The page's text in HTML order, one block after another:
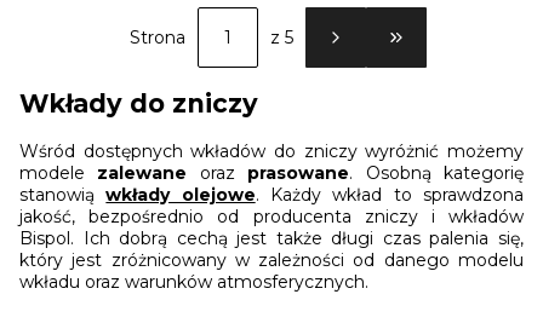
Strona z 5 PRZEJDŹ DO
Wkłady do zniczy
Wśród dostępnych wkładów do zniczy wyróżnić możemy
modele zalewane oraz prasowane. Osobną kategorię
stanowiąwkłady olejowe. Każdy wkład to sprawdzona
jakość, bezpośrednio od producenta zniczy i wkładów
Bispol. Ich dobrą cechą jest także długi czas palenia się,
który jest zróżnicowany w zależności od danego modelu
wkładu oraz warunków atmosferycznych.